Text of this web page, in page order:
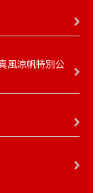
風涼帆特別公